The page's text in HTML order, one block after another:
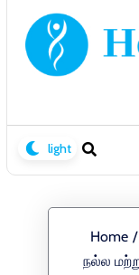
Home /
நல்ல